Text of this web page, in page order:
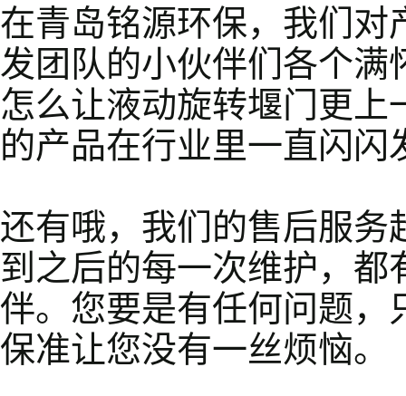
在青岛铭源环保，我们
发团队的小伙伴们各个
怎么让液动旋转堰门更
的产品在行业里一直闪
还有哦，我们的售后服
到之后的每一次维护，
伴。您要是有任何问题
保准让您没有一丝烦恼